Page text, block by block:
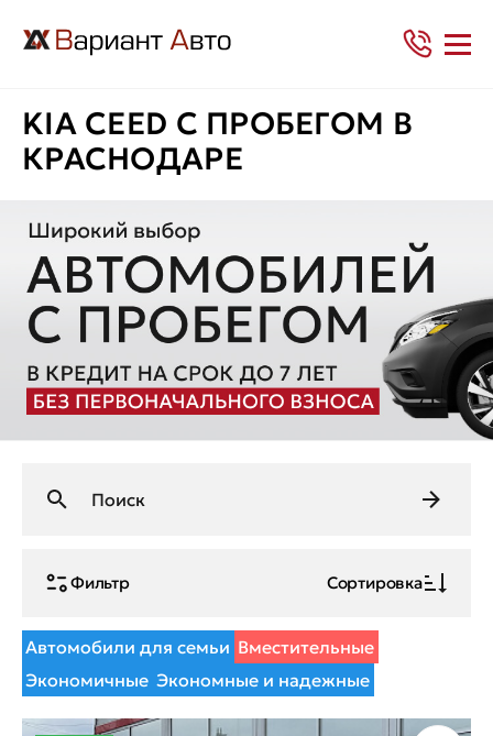
KIA CEED С ПРОБЕГОМ В
КРАСНОДАРЕ
Фильтр Сортировка
Автомобили для семьи Вместительные
Экономичные Экономные и надежные